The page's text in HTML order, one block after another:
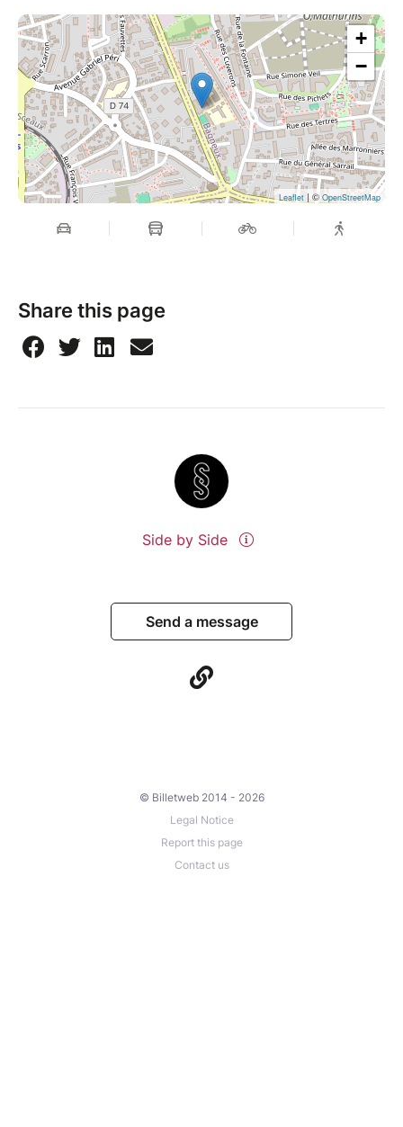
+
−
Leaflet | © OpenStreetMap
Share this page
Side by Side
Send a message
© Billetweb 2014 - 2026
Legal Notice
Report this page
Contact us